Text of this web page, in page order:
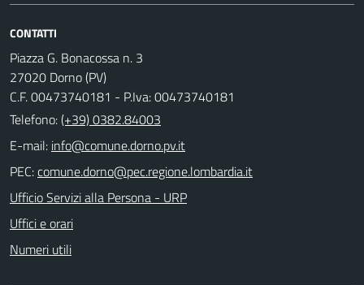
CONTATTI
Piazza G. Bonacossa n. 3
27020 Dorno (PV)
C.F. 00473740181 - P.Iva: 00473740181
Telefono:(+39) 0382.84003
E-mail:
PEC:
Ufficio Servizi alla Persona - URP
Uffici e orari
Numeri utili